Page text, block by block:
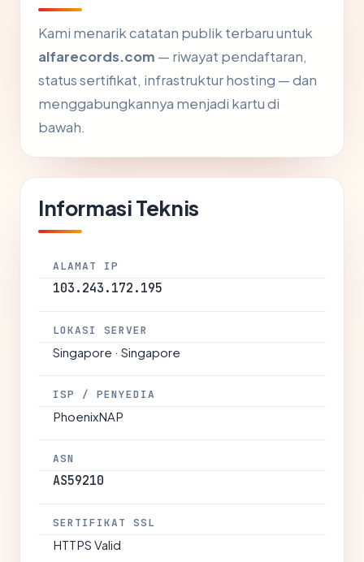
Kami menarik catatan publik terbaru untuk
alfarecords.com — riwayat pendaftaran,
status sertifikat, infrastruktur hosting — dan
menggabungkannya menjadi kartu di
bawah.
Informasi Teknis
ALAMAT IP
103.243.172.195
LOKASI SERVER
Singapore · Singapore
ISP / PENYEDIA
PhoenixNAP
ASN
AS59210
SERTIFIKAT SSL
HTTPS Valid